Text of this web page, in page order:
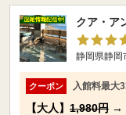
クア・ア
静岡県静岡
クーポン 入館料最大
【大人】 1,980円 →